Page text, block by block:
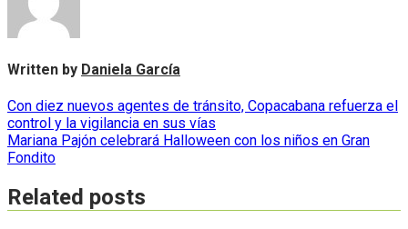
Written by Daniela García
Navegación
de
entradas
Con diez nuevos agentes de tránsito, Copacabana refuerza el
control y la vigilancia en sus vías
Mariana Pajón celebrará Halloween con los niños en Gran
Fondito
Related posts